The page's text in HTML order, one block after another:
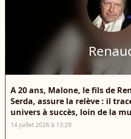
A 20 ans, Malone, le fils de
Serda, assure la relève : il
univers à succès, loin de la
14 juillet 2026 à 13:29